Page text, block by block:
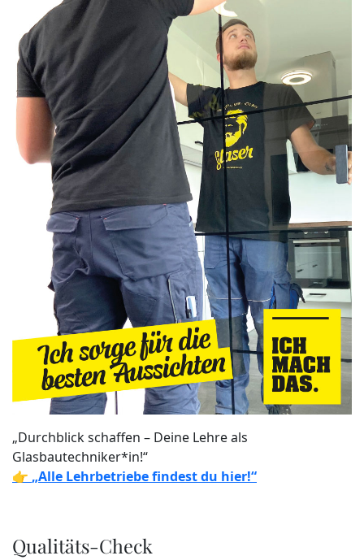
„Durchblick schaffen – Deine Lehre als
Glasbautechniker*in!“
👉 „Alle Lehrbetriebe findest du hier!“
Qualitäts-Check